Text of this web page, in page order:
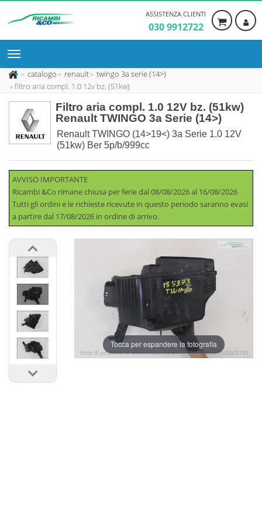
ASSISTENZA CLIENTI
030 9912722
catalogo renault
twingo 3a serie (14>)
filtro aria compl. 1.0 12v bz. (51kw)
Filtro aria compl. 1.0 12V bz. (51kw)
Renault TWINGO 3a Serie (14>)
Renault TWINGO (14>19<) 3a Serie 1.0 12V
(51kw) Ber 5p/b/999cc
AVVISO IMPORTANTE
Ricambi &Co rimane chiusa per ferie dal 08/08/2026 al 16/08/2026
Tutti gli ordini e le richieste ricevute in questo periodo saranno evasi
a partire dal 17/08/2026 in ordine di arrivo.
Tocca per espandere la fotografia